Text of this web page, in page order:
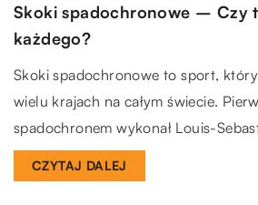
Skoki spadochronowe – Czy
każdego?
Skoki spadochronowe to sport,
wielu krajach na całym świecie.
spadochronem wykonał Louis-
CZYTAJ DALEJ